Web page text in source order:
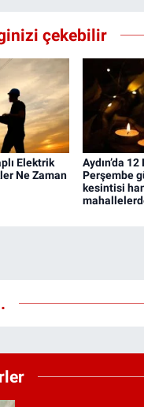
çekebilir
Elektrik
Ne Zaman
Aydın’da
Perşembe
kesintisi